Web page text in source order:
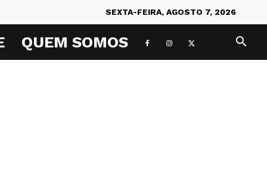
SEXTA-FEIRA, AGOSTO 7, 2026
QUEM SOMOS